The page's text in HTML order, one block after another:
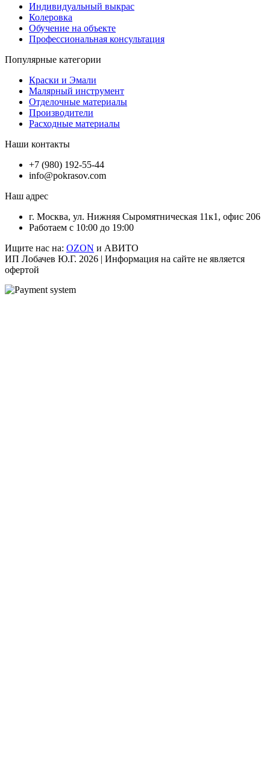
Индивидуальный выкрас
Колеровка
Обучение на объекте
Профессиональная консультация
Популярные категории
Краски и Эмали
Малярный инструмент
Отделочные материалы
Производители
Расходные материалы
Наши контакты
+7 (980) 192-55-44
info@pokrasov.com
Наш адрес
г. Москва, ул. Нижняя Сыромятническая 11к1, офис 206
Работаем с 10:00 до 19:00
Ищите нас на: OZON и АВИТО
ИП Лобачев Ю.Г. 2026 | Информация на сайте не является
офертой